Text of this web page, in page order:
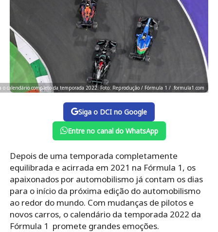
o calendário completo da temporada 2022. Foto: Reprodução / Fórmula 1 / .formula1.com
Siga o DCI no Google
Entre no canal do WhatsApp
Depois de uma temporada completamente
equilibrada e acirrada em 2021 na Fórmula 1, os
apaixonados por automobilismo já contam os dias
para o início da próxima edição do automobilismo
ao redor do mundo. Com mudanças de pilotos e
novos carros, o calendário da temporada 2022 da
Fórmula 1 promete grandes emoções.